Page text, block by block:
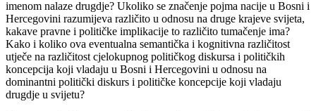
imenom nalaze drugdje? Ukoliko se značenje pojma nacije u Bosni i
Hercegovini razumijeva različito u odnosu na druge krajeve svijeta,
kakave pravne i političke implikacije to različito tumačenje ima?
Kako i koliko ova eventualna semantička i kognitivna različitost
utječe na različitost cjelokupnog političkog diskursa i političkih
koncepcija koji vladaju u Bosni i Hercegovini u odnosu na
dominantni politički diskurs i političke koncepcije koji vladaju
drugdje u svijetu?